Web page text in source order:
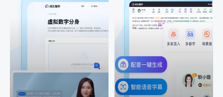
AI+创意
精品声音复刻
AI+创意：AIGC 能力集中
展示窗口，体验 AIGC 给
生活和生产带来的改变
讯飞智作：让每一个内容
创作者高效生产灵活定制